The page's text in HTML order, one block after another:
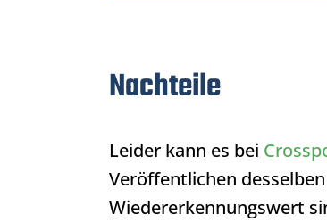
Nachteile
Leider kann es bei
Veröffentlichen
Wiedererkennungswert